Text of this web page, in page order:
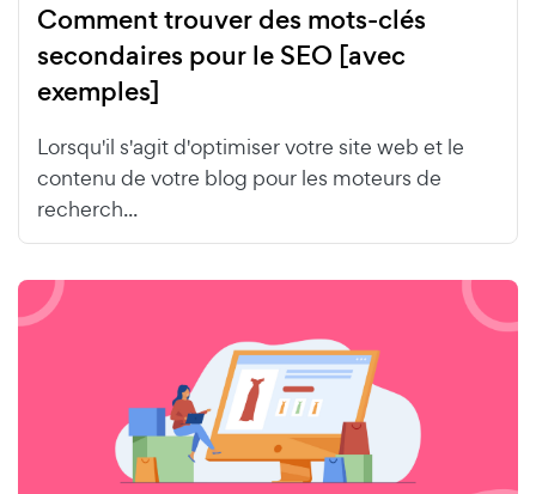
Comment trouver des mots-clés
secondaires pour le SEO [avec
exemples]
Lorsqu'il s'agit d'optimiser votre site web et le
contenu de votre blog pour les moteurs de
recherch...